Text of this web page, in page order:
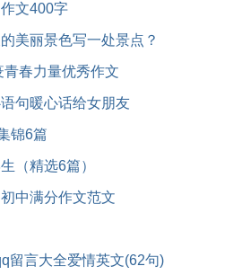
文400字
美丽景色写一处景点？
春力量优秀作文
句暖心话给女朋友
锦6篇
（精选6篇）
中满分作文范文
留言大全爱情英文(62句)